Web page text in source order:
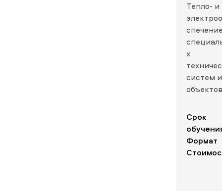
Тепло- и
х
систем и
объектов
Срок
Формат